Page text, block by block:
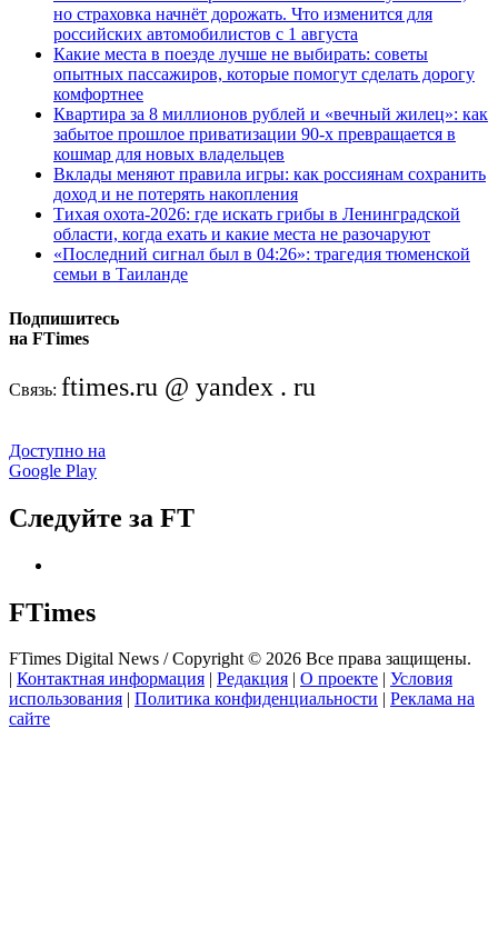
но страховка начнёт дорожать. Что изменится для
российских автомобилистов с 1 августа
Какие места в поезде лучше не выбирать: советы
опытных пассажиров, которые помогут сделать дорогу
комфортнее
Квартира за 8 миллионов рублей и «вечный жилец»: как
забытое прошлое приватизации 90-х превращается в
кошмар для новых владельцев
Вклады меняют правила игры: как россиянам сохранить
доход и не потерять накопления
Тихая охота-2026: где искать грибы в Ленинградской
области, когда ехать и какие места не разочаруют
«Последний сигнал был в 04:26»: трагедия тюменской
семьи в Таиланде
Подпишитесь
на FTimes
Связь: ftimes.ru @ yandex . ru
Доступно на
Google Play
Следуйте за FT
FTimes
FTimes Digital News / Copyright © 2026 Все права защищены.
Контактная информация Редакция О проекте
Условия
использования
Политика конфиденциальности
Реклама на
сайте